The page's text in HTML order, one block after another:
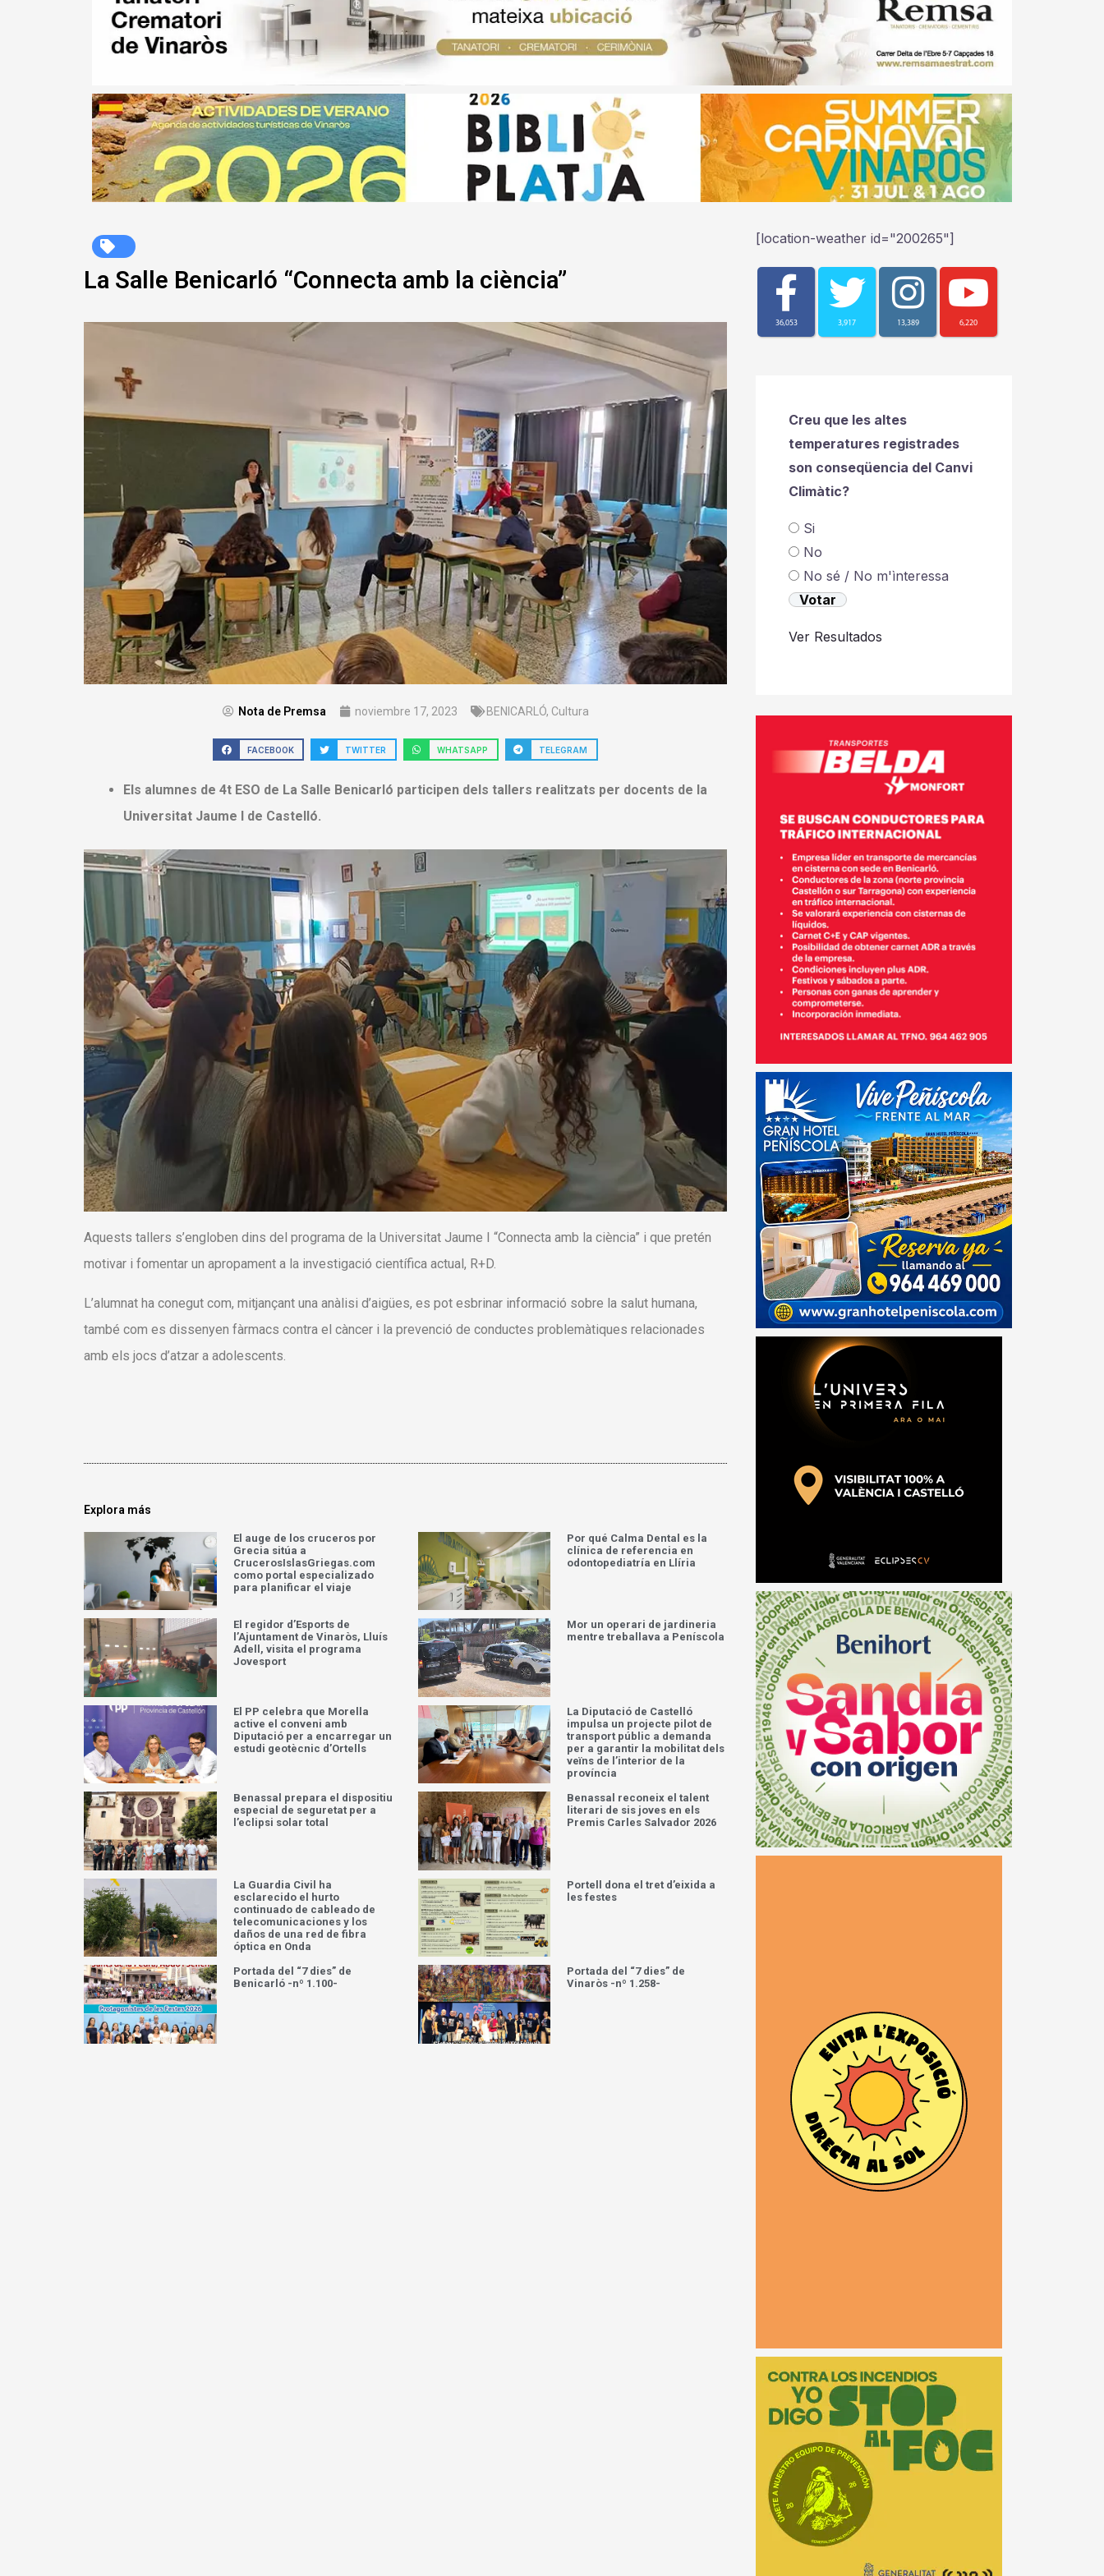
La Salle Benicarló “Connecta amb la ciència”
Nota de Premsa noviembre 17, 2023 BENICARLÓ, Cultura
FACEBOOK TWITTER WHATSAPP TELEGRAM
Els alumnes de 4t ESO de La Salle Benicarló participen dels tallers realitzats per docents de la
Universitat Jaume I de Castelló.
Aquests tallers s’engloben dins del programa de la Universitat Jaume I “Connecta amb la ciència” i que pretén
motivar i fomentar un apropament a la investigació científica actual, R+D.
L’alumnat ha conegut com, mitjançant una anàlisi d’aigües, es pot esbrinar informació sobre la salut humana,
també com es dissenyen fàrmacs contra el càncer i la prevenció de conductes problemàtiques relacionades
amb els jocs d’atzar a adolescents.
Explora más
El auge de los cruceros por
Grecia sitúa a
CrucerosIslasGriegas.com
como portal especializado
para planificar el viaje
Por qué Calma Dental es la
clínica de referencia en
odontopediatría en Llíria
El regidor d’Esports de
l’Ajuntament de Vinaròs, Lluís
Adell, visita el programa
Jovesport
Mor un operari de jardineria
mentre treballava a Peníscola
El PP celebra que Morella
active el conveni amb
Diputació per a encarregar un
estudi geotècnic d’Ortells
La Diputació de Castelló
impulsa un projecte pilot de
transport públic a demanda
per a garantir la mobilitat dels
veïns de l’interior de la
província
Benassal prepara el dispositiu
especial de seguretat per a
l’eclipsi solar total
Benassal reconeix el talent
literari de sis joves en els
Premis Carles Salvador 2026
La Guardia Civil ha
esclarecido el hurto
continuado de cableado de
telecomunicaciones y los
daños de una red de fibra
óptica en Onda
Portell dona el tret d’eixida a
les festes
Portada del “7 dies” de
Benicarló -nº 1.100-
Portada del “7 dies” de
Vinaròs -nº 1.258-
[location-weather id="200265"]
36,053 3,917 13,389 6,220
Creu que les altes
temperatures registrades
son conseqüencia del Canvi
Climàtic?
Si
No
No sé / No m'ìnteressa
Ver Resultados